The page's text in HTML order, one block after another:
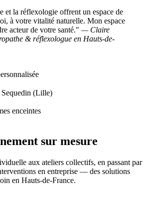
et la réflexologie offrent un espace de
à votre vitalité naturelle. Mon espace
acteur de votre santé." — Claire
& réflexologue en Hauts-de-
Sequedin (Lille)
enceintes
sur mesure
aux ateliers collectifs, en passant par
en entreprise — des solutions
en Hauts-de-France.